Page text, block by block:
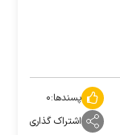
پسندها:۰
اشتراک گذاری